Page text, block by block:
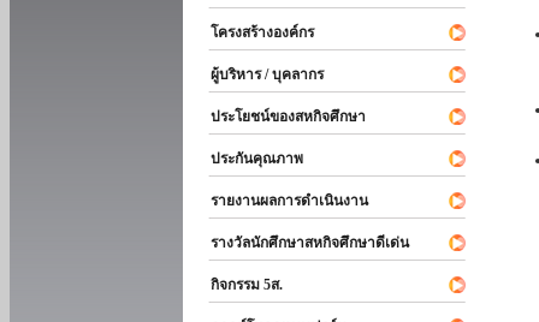
โครงสร้างองค์กร
ผู้บริหาร / บุคลากร
ประโยชน์ของสหกิจศึกษา
ประกันคุณภาพ
รายงานผลการดำเนินงาน
รางวัลนักศึกษาสหกิจศึกษาดีเด่น
กิจกรรม 5ส.